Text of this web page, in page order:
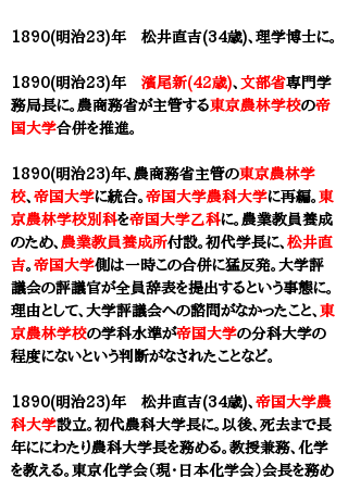
1890(明治23)年 松井直吉(34歳)、理学博士に。
1890(明治23)年 濱尾新(42歳)、 文部省専門学
務局長に。農商務省が主管する東京農林学校の帝
国大学合併を推進。
1890(明治23)年、農商務省主管の東京農林学
校、 帝国大学に統合。 帝国大学農科大学に再編。 東
京農林学校別科を帝国大学乙科に。農業教員養成
のため、 農業教員養成所付設。初代学長に、 松井直
吉。 帝国大学側は一時この合併に猛反発。大学評
議会の評議官が全員辞表を提出するという事態に。
理由として、大学評議会への諮問がなかったこと、 東
京農林学校の学科水準が帝国大学の分科大学の
程度にないという判断がなされたことなど。
1890(明治23)年 松井直吉(34歳)、 帝国大学農
科大学設立。初代農科大学長に。以後、死去まで長
年ににわたり農科大学長を務める。教授兼務、化学
を教える。 東京化学会（現・日本化学会）会長を務め